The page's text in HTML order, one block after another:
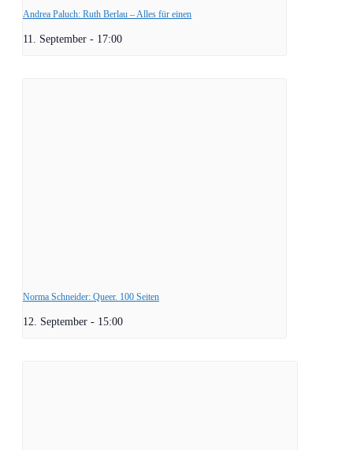
Andrea Paluch: Ruth Berlau – Alles für einen
11. September - 17:00
Norma Schneider: Queer. 100 Seiten
12. September - 15:00